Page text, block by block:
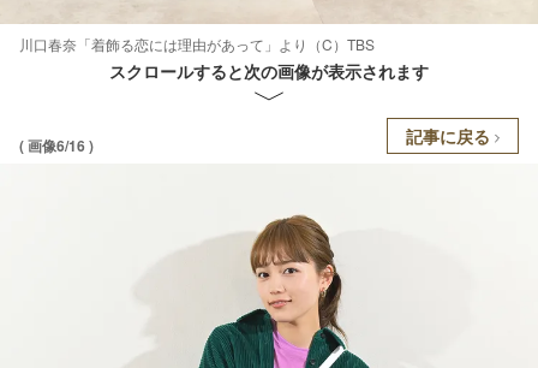
川口春奈「着飾る恋には理由があって」より（C）TBS
スクロールすると次の画像が表示されます
( 画像6/16 ) 記事に戻る